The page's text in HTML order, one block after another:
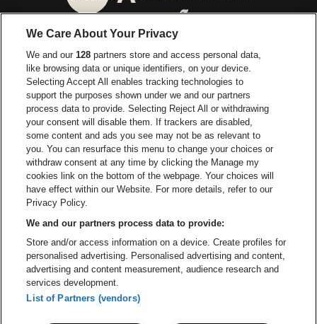
Ga naar de website van
Ga naar de website van Europcar
Ga naar de
Ga naar de website van Coca-Cola
Ga naar de website van
Ga naar
Ga naar de website van Champagne
Ga naar de website
Ga naar de website van Het
Ga naar de
Lotto Arena is een deel vanbe•at
Lotto Arena
Be-At Venues
Schijnpoortweg 119, 2170 Antwerpen
BTW (BE) 0461.051.688 - RPR Antwerpen
BNP Paribas Fortis - IBAN: BE93 2200 4925 0067 - BIC:
GEBABEBB
We Care About Your Privacy
We and our128 partners store and access personal data,
like browsing data or unique identifiers, on your device.
Selecting Accept All enables tracking technologies to
support the purposes shown under we and our partners
process data to provide. Selecting Reject All or withdrawing
your consent will disable them. If trackers are disabled,
some content and ads you see may not be as relevant to
you. You can resurface this menu to change your choices or
withdraw consent at any time by clicking the Manage my
cookies link on the bottom of the webpage. Your choices will
have effect within our Website. For more details, refer to our
Privacy Policy.
We and our partners process data to provide:
Store and/or access information on a device. Create profiles for
personalised advertising. Personalised advertising and content,
advertising and content measurement, audience research and
services development.
List of Partners (vendors)